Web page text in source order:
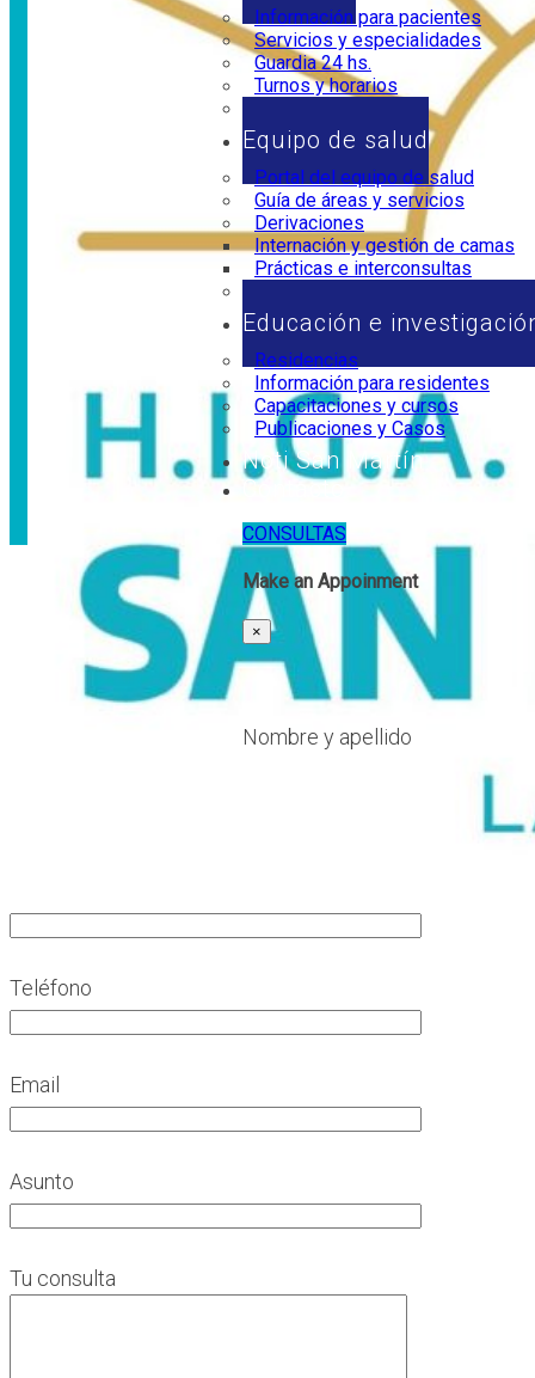
Información para pacientes
Servicios y especialidades
Guardia 24 hs.
Turnos y horarios
Equipo de salud
Portal del equipo de salud
Guía de áreas y servicios
Derivaciones
Internación y gestión de camas
Prácticas e interconsultas
Educación e
Residencias
Información para residentes
Capacitaciones y cursos
Publicaciones y Casos
Noti San Martín
Contacto
CONSULTAS
Make an Appoinment
×
Nombre y apellido
Teléfono
Email
Asunto
Tu consulta